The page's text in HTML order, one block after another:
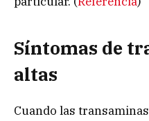
Síntomas de
altas
Cuando las